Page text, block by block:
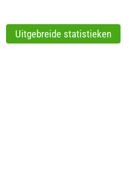
Uitgebreide statistieken